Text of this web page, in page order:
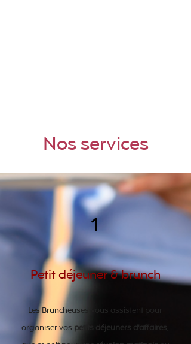
Nos services
1
Petit déjeuner & brunch
Les Bruncheuses vous assistent pour
organiser vos petits déjeuners d'affaires